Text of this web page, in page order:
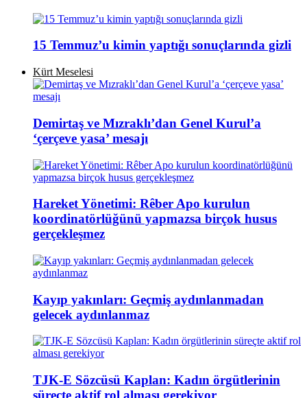
15 Temmuz’u kimin yaptığı sonuçlarında gizli
Kürt Meselesi
Demirtaş ve Mızraklı’dan Genel Kurul’a
‘çerçeve yasa’ mesajı
Hareket Yönetimi: Rêber Apo kurulun
koordinatörlüğünü yapmazsa birçok husus
gerçekleşmez
Kayıp yakınları: Geçmiş aydınlanmadan
gelecek aydınlanmaz
TJK-E Sözcüsü Kaplan: Kadın örgütlerinin
süreçte aktif rol alması gerekiyor